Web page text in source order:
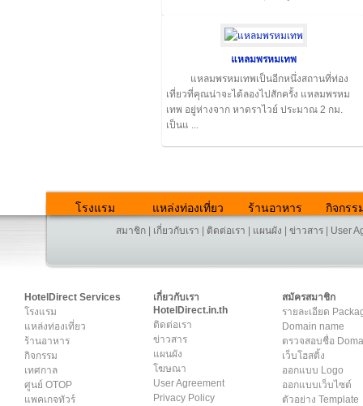
แหลมพรหมเทพ
แหลมพรหมเทพเป็นอีกหนึ่งสถานที่ท่อง
เที่ยวที่คุณน่าจะได้ลองไปสักครั้ง แหลมพรหม
เทพ อยู่ห่างจาก หาดราไวย์ ประมาณ 2 กม.
เป็นแ ...
โรงแรม แหล่งท่องเที่ยว ร้านอาหาร กิจกรร
สมาชิก เกี่ยวกับเรา ติดต่อเรา แผนผัง ข่าวสาร User
HotelDirect Services
โรงแรม
แหล่งท่องเที่ยว
ร้านอาหาร
กิจกรรม
เทศกาล
ศูนย์ OTOP
แพคเกจทัวร์
เกี่ยวกับเรา
HotelDirect.in.th
ติดต่อเรา
ข่าวสาร
แผนผัง
โฆษณา
User Agreement
Privacy Policy
สมัครสมาชิก
รายละเอียด
Domain name
ตรวจสอบชื่อ
เว็บโฮสติ้ง
ออกแบบ Logo
ออกแบบเว็บไซต์
ตัวอย่าง Template